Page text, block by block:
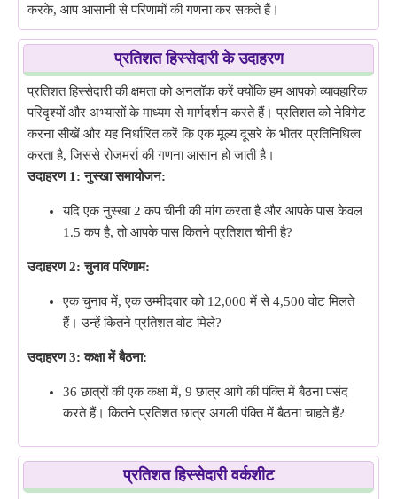
करके, आप आसानी से परिणामों की गणना कर सकते हैं।
प्रतिशत हिस्सेदारी के उदाहरण
प्रतिशत हिस्सेदारी की क्षमता को अनलॉक करें क्योंकि हम आपको व्यावहारिक
परिदृश्यों और अभ्यासों के माध्यम से मार्गदर्शन करते हैं। प्रतिशत को नेविगेट
करना सीखें और यह निर्धारित करें कि एक मूल्य दूसरे के भीतर प्रतिनिधित्व
करता है, जिससे रोजमर्रा की गणना आसान हो जाती है।
उदाहरण 1: नुस्खा समायोजन:
यदि एक नुस्खा 2 कप चीनी की मांग करता है और आपके पास केवल
1.5 कप है, तो आपके पास कितने प्रतिशत चीनी है?
उदाहरण 2: चुनाव परिणाम:
एक चुनाव में, एक उम्मीदवार को 12,000 में से 4,500 वोट मिलते
हैं। उन्हें कितने प्रतिशत वोट मिले?
उदाहरण 3: कक्षा में बैठना:
36 छात्रों की एक कक्षा में, 9 छात्र आगे की पंक्ति में बैठना पसंद
करते हैं। कितने प्रतिशत छात्र अगली पंक्ति में बैठना चाहते हैं?
प्रतिशत हिस्सेदारी वर्कशीट